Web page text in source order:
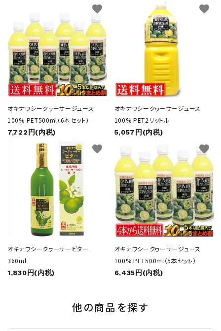
オキナワシークヮーサージュース
100% PET500ml（6本セット）
7,722円(内税)
favorite
オキナワシークヮーサージュース
100% PET2リットル
5,057円(内税)
favorite
オキナワシークヮーサービター
360ml
1,830円(内税)
favorite
オキナワシークヮーサージュース
100% PET500ml（5本セット）
6,435円(内税)
favorite
他の商品を探す